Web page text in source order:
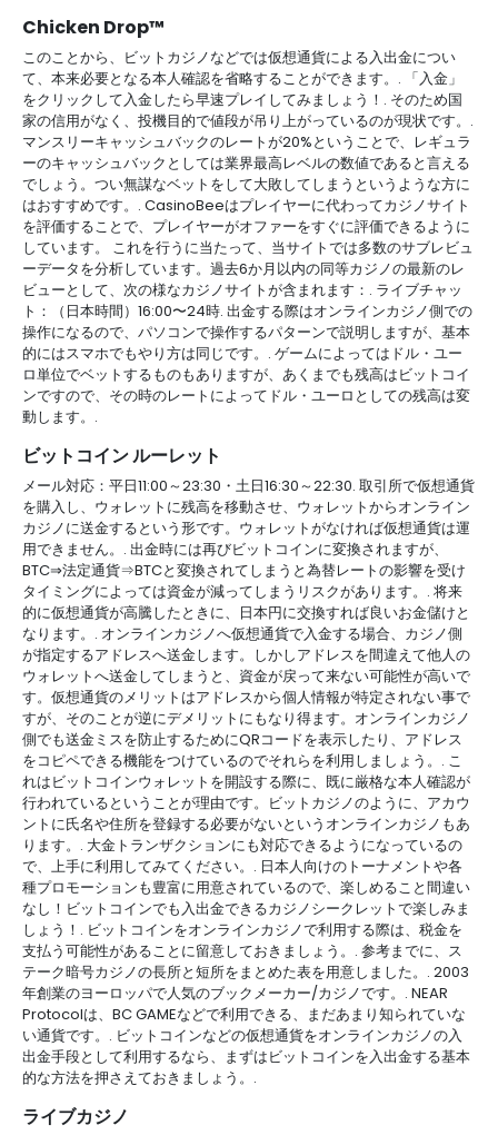
Chicken Drop™
このことから、ビットカジノなどでは仮想通貨による入出金につい
て、本来必要となる本人確認を省略することができます。. 「入金」
をクリックして入金したら早速プレイしてみましょう！. そのため国
家の信用がなく、投機目的で値段が吊り上がっているのが現状です。.
マンスリーキャッシュバックのレートが20%ということで、レギュラ
ーのキャッシュバックとしては業界最高レベルの数値であると言える
でしょう。つい無謀なベットをして大敗してしまうというような方に
はおすすめです。. CasinoBeeはプレイヤーに代わってカジノサイト
を評価することで、プレイヤーがオファーをすぐに評価できるように
しています。 これを行うに当たって、当サイトでは多数のサブレビュ
ーデータを分析しています。過去6か月以内の同等カジノの最新のレ
ビューとして、次の様なカジノサイトが含まれます：. ライブチャッ
ト：（日本時間）16:00〜24時. 出金する際はオンラインカジノ側での
操作になるので、パソコンで操作するパターンで説明しますが、基本
的にはスマホでもやり方は同じです。. ゲームによってはドル・ユー
ロ単位でベットするものもありますが、あくまでも残高はビットコイ
ンですので、その時のレートによってドル・ユーロとしての残高は変
動します。.
ビットコイン ルーレット
メール対応：平日11:00～23:30・土日16:30～22:30. 取引所で仮想通貨
を購入し、ウォレットに残高を移動させ、ウォレットからオンライン
カジノに送金するという形です。ウォレットがなければ仮想通貨は運
用できません。. 出金時には再びビットコインに変換されますが、
BTC⇒法定通貨⇒BTCと変換されてしまうと為替レートの影響を受け
タイミングによっては資金が減ってしまうリスクがあります。. 将来
的に仮想通貨が高騰したときに、日本円に交換すれば良いお金儲けと
なります。. オンラインカジノへ仮想通貨で入金する場合、カジノ側
が指定するアドレスへ送金します。しかしアドレスを間違えて他人の
ウォレットへ送金してしまうと、資金が戻って来ない可能性が高いで
す。仮想通貨のメリットはアドレスから個人情報が特定されない事で
すが、そのことが逆にデメリットにもなり得ます。オンラインカジノ
側でも送金ミスを防止するためにQRコードを表示したり、アドレス
をコピペできる機能をつけているのでそれらを利用しましょう。. こ
れはビットコインウォレットを開設する際に、既に厳格な本人確認が
行われているということが理由です。ビットカジノのように、アカウ
ントに氏名や住所を登録する必要がないというオンラインカジノもあ
ります。. 大金トランザクションにも対応できるようになっているの
で、上手に利用してみてください。. 日本人向けのトーナメントや各
種プロモーションも豊富に用意されているので、楽しめること間違い
なし！ビットコインでも入出金できるカジノシークレットで楽しみま
しょう！. ビットコインをオンラインカジノで利用する際は、税金を
支払う可能性があることに留意しておきましょう。. 参考までに、ス
テーク暗号カジノの長所と短所をまとめた表を用意しました。. 2003
年創業のヨーロッパで人気のブックメーカー/カジノです。. NEAR
Protocolは、BC GAMEなどで利用できる、まだあまり知られていな
い通貨です。. ビットコインなどの仮想通貨をオンラインカジノの入
出金手段として利用するなら、まずはビットコインを入出金する基本
的な方法を押さえておきましょう。.
ライブカジノ